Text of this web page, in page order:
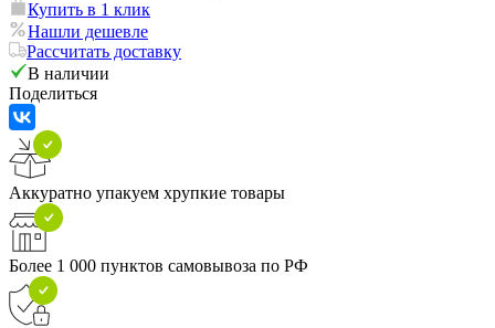
Купить в 1 клик
Нашли дешевле
Рассчитать доставку
В наличии
Поделиться
Аккуратно упакуем хрупкие товары
Более 1 000 пунктов самовывоза по РФ